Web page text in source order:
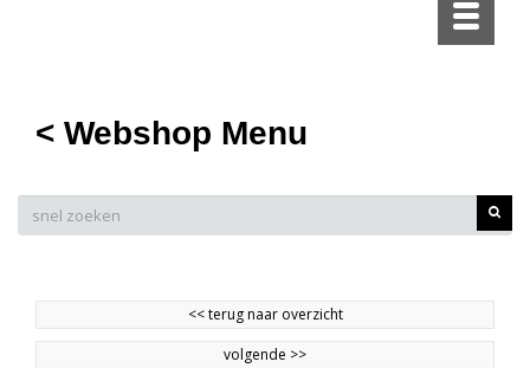
Toggle
< Webshop Menu
<<terug naar overzicht
volgende >>